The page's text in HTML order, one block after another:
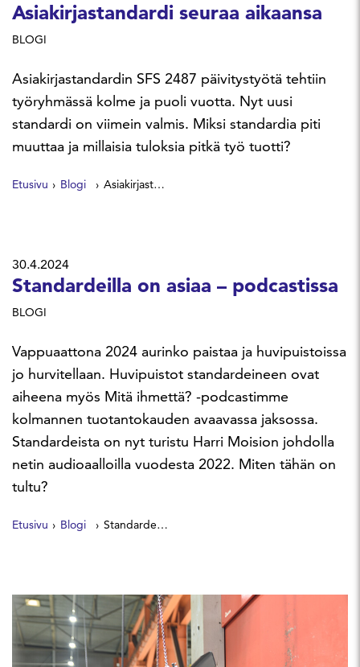
Asiakirjastandardi seuraa aikaansa
BLOGI
Asiakirjastandardin SFS 2487 päivitystyötä tehtiin
työryhmässä kolme ja puoli vuotta. Nyt uusi
standardi on viimein valmis. Miksi standardia piti
muuttaa ja millaisia tuloksia pitkä työ tuotti?
Etusivu Blogi Asiakirjastandardi seuraa aikaansa
30.4.2024
Standardeilla on asiaa – podcastissa
BLOGI
Vappuaattona 2024 aurinko paistaa ja huvipuistoissa
jo hurvitellaan. Huvipuistot standardeineen ovat
aiheena myös Mitä ihmettä? -podcastimme
kolmannen tuotantokauden avaavassa jaksossa.
Standardeista on nyt turistu Harri Moision johdolla
netin audioaalloilla vuodesta 2022. Miten tähän on
tultu?
Etusivu Blogi Standardeilla on asiaa – podcastissa